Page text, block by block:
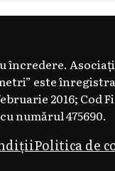
încredere.
este
2016; Cod
numărul 475690.
Politica de